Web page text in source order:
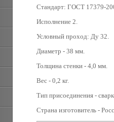
Стандарт: ГОСТ 17379-
Исполнение 2.
Условный проход: Ду 32.
Диаметр - 38 мм.
Толщина стенки - 4,0 мм.
Вес - 0,2 кг.
Тип присоединения -
Страна изготовитель -